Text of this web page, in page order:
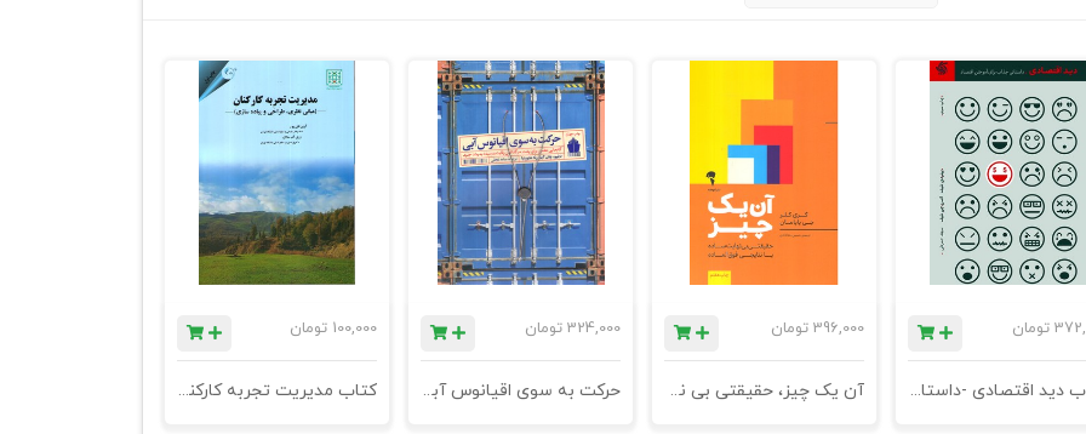
تومان
کتاب دید اقتصادی -داستانی جذاب برای آموختن اقتصاد - چاپ شانزدهم
396,000 تومان
آن یک چیز، حقیقتی بی نهایت ساده با نتایجی فوق العاده
324,000 تومان
حرکت به سوی اقیانوس آبی
100,000 تومان
کتاب مدیریت تجربه کارکنان